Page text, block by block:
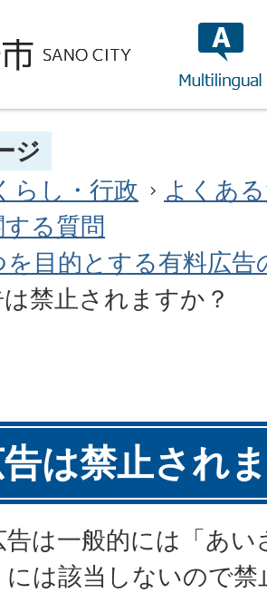
ジ
らし・行政
よくあ
る質問
目的とする有料広告
禁止されますか？
は禁止され
告は一般的には「あ
には該当しないので